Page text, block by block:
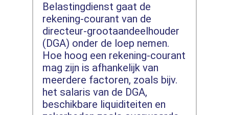
Belastingdienst gaat de
rekening-courant van de
directeur-grootaandeelhouder
(DGA) onder de loep nemen.
Hoe hoog een rekening-courant
mag zijn is afhankelijk van
meerdere factoren, zoals bijv.
het salaris van de DGA,
beschikbare liquiditeiten en